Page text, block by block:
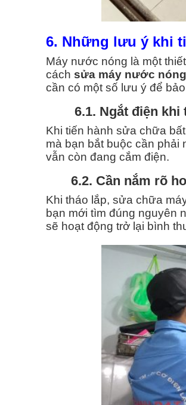
6. Những lưu ý khi
Máy nước nóng là một
cách sửa máy nước
cần có một số lưu ý để
6.1. Ngắt điện khi
Khi tiến hành sửa chữa
mà bạn bắt buộc cần phải
vẫn còn đang cắm điện.
6.2. Cần nắm rõ
Khi tháo lắp, sửa chữa
bạn mới tìm đúng nguyên
sẽ hoạt động trở lại bình